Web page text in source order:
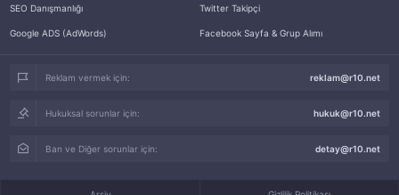
SEO Danışmanlığı
Google ADS (AdWords)
Twitter Takipçi
Facebook Sayfa & Grup Alımı
Reklam vermek için: reklam@r10.net
Hukuksal sorunlar için: hukuk@r10.net
Ban ve Diğer sorunlar için: detay@r10.net